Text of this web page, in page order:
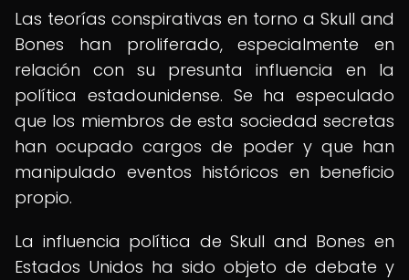
Las teorías conspirativas en torno a Skull and
Bones han proliferado, especialmente en
relación con su presunta influencia en la
política estadounidense. Se ha especulado
que los miembros de esta sociedad secretas
han ocupado cargos de poder y que han
manipulado eventos históricos en beneficio
propio.
La influencia política de Skull and Bones en
Estados Unidos ha sido objeto de debate y